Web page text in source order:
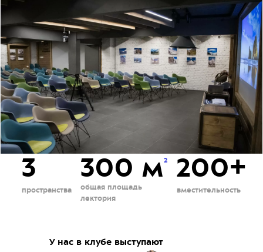
3
пространства
300 м2
общая площадь
лектория
200+
вместительность
У нас в клубе выступают